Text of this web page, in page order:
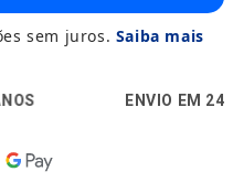
sem juros. Saiba mais
🚚 ENVIO EM 24H 🔒